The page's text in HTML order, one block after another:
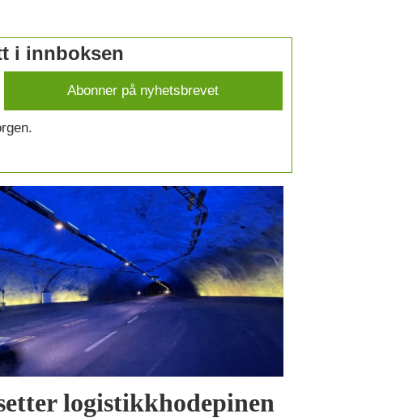
i innboksen
logistikkhodepinen